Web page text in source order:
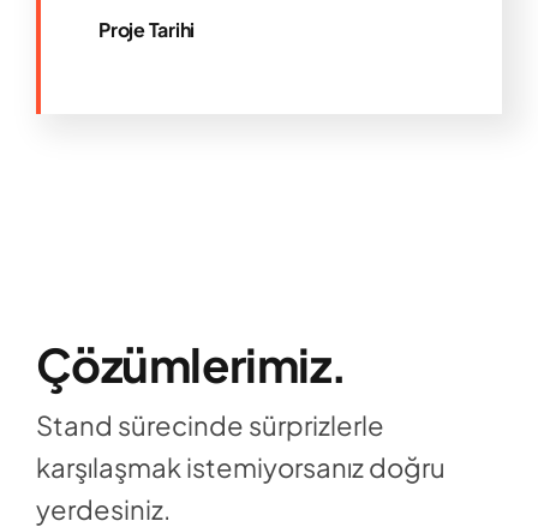
Proje Tarihi
Çözümlerimiz.
Stand sürecinde sürprizlerle
karşılaşmak istemiyorsanız doğru
yerdesiniz.